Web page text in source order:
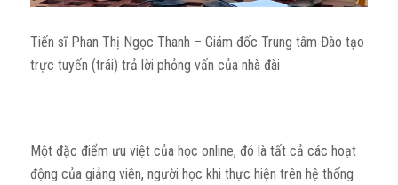
Tiến sĩ Phan Thị Ngọc Thanh – Giám đốc Trung tâm Đào tạo
trực tuyến (trái) trả lời phỏng vấn của nhà đài
Một đặc điểm ưu việt của học online, đó là tất cả các hoạt
động của giảng viên, người học khi thực hiện trên hệ thống